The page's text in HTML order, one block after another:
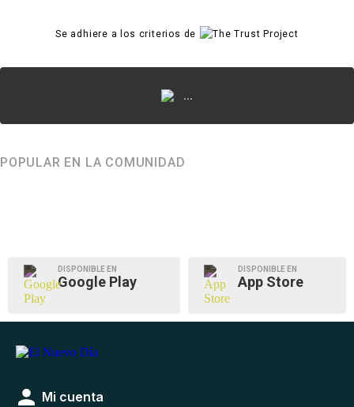
Se adhiere a los criterios de
...
POPULAR EN LA COMUNIDAD
DISPONIBLE EN
Google Play
DISPONIBLE EN
App Store
Mi cuenta